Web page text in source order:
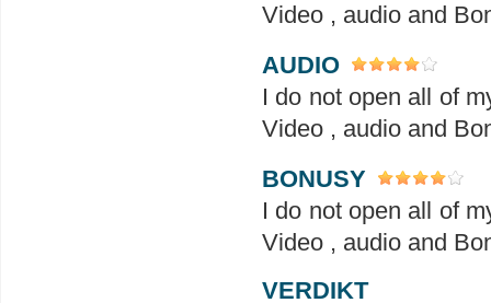
Video , audio and
AUDIO
I do not open all of
Video , audio and
BONUSY
I do not open all of
Video , audio and
VERDIKT